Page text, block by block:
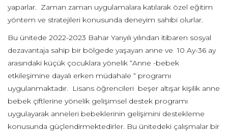
yaparlar. Zaman zaman uygulamalara katılarak özel eğitim
yöntem ve stratejileri konusunda deneyim sahibi olurlar.
Bu ünitede 2022-2023 Bahar Yarıyılı yılından itibaren sosyal
dezavantaja sahip bir bölgede yaşayan anne ve 10 Ay-36 ay
arasındaki küçük çocuklara yönelik “Anne -bebek
etkileşimine dayalı erken müdahale “ programı
uygulanmaktadır. Lisans öğrencileri beşer altışar kişilik anne
bebek çiftlerine yönelik gelişimsel destek programı
uygulayarak anneleri bebeklerinin gelişimini destekleme
konusunda güçlendirmektedirler. Bu ünitedeki çalışmalar bir